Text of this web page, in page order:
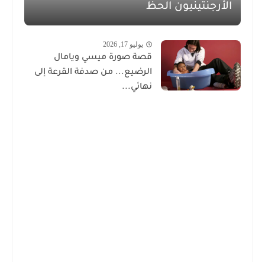
الأرجنتينيون الحظ
يوليو 17, 2026
قصة صورة ميسي ويامال
الرضيع... من صدفة القرعة إلى
نهائي...